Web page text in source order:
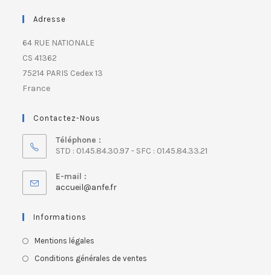
Adresse
64 RUE NATIONALE
CS 41362
75214 PARIS Cedex 13
France
Contactez-Nous
Téléphone :
STD : 01.45.84.30.97 - SFC : 01.45.84.33.21
E-mail :
accueil@anfe.fr
Informations
Mentions légales
Conditions générales de ventes